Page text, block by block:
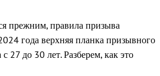
прежним, правила призыва
года верхняя планка призывного
27 до 30 лет. Разберем, как это